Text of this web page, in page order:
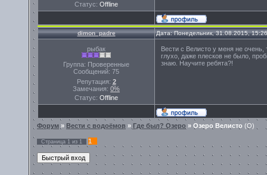
Статус: Offline
dimon_padre Дата: Понедельник, 31.08.2015,
рыбак
Группа: Проверенные
Сообщений: 75
Репутация: 2
Замечания: 0%
Статус: Offline
Вести с Велисто у меня не
глухо, даже плесков не было,
знаю. Научите ребята?!
Форум » Вести с водоёмов » Где был? Озеро » Озеро Велисто (О)
Страница 1 из 1 1